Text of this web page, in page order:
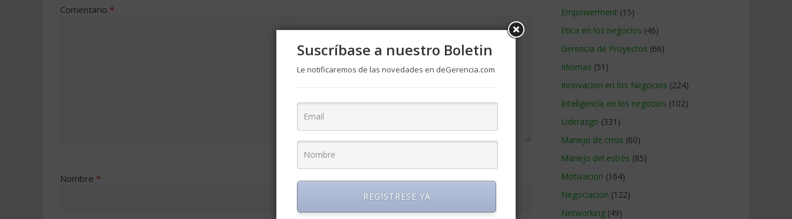
Comentario *
Nombre *
Empowerment (15)
Etica en los negocios (46)
Gerencia de Proyectos (66)
Idiomas (51)
Innovacion en los Negocios (224)
Inteligencia en los negocios (102)
Liderazgo (331)
Manejo de crisis (60)
Manejo del estrés (85)
Motivacion (164)
Negociacion (122)
Networking (49)
Suscríbase a nuestro Boletin
Le notificaremos de las novedades en deGerencia.com
REGISTRESE YA